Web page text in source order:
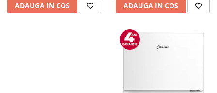
ADAUGA IN COS ADAUGA IN COS